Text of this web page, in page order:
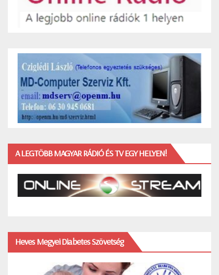
A LEGTÖBB MAGYAR RÁDIÓ ÉS TV EGY HELYEN!
Heves Megyei Diabetes Szövetség